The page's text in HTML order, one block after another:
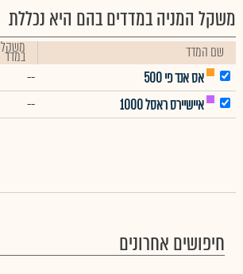
משקל המניה במדדים בהם היא נכללת
שם המדד משקל
במדד
אס אנד פי 500
--
איישיירס ראסל 1000
--
חיפושים אחרונים